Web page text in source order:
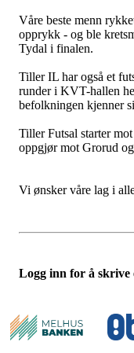
Våre beste menn
opprykk - og ble
Tydal i finalen.
Tiller IL har også et
runder i KVT-hallen
befolkningen kjenner
Tiller Futsal starter
oppgjør mot Grorud
Vi ønsker våre lag i
Logg inn for å skrive